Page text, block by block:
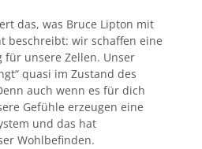
das, was Bruce Lipton mit
beschreibt: wir schaffen eine
für unsere Zellen. Unser
quasi im Zustand des
auch wenn es für dich
Gefühle erzeugen eine
und das hat
Wohlbefinden.